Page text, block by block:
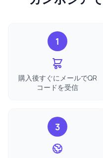
1
購入後すぐにメールでQR
コードを受信
3